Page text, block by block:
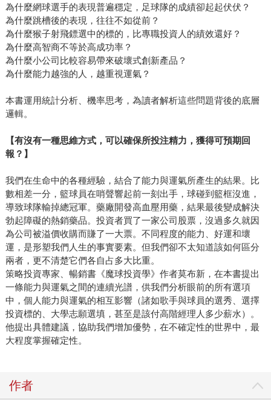
為什麼網球選手的表現普遍穩定，足球隊的成績卻起起伏伏？
為什麼跳槽後的表現，往往不如從前？
為什麼猴子射飛鏢選中的標的，比專職投資人的績效還好？
為什麼高智商不等於高成功率？
為什麼小公司比較容易帶來破壞式創新產品？
為什麼能力越強的人，越重視運氣？
本書運用統計分析、機率思考，為讀者解析這些問題背後的底層
邏輯。
【有沒有一種思維方式， 可以確保所投注精力 ，獲得可預期回
報？】
我們在生命中的各種經驗，結合了能力與運氣所產生的結果。比
數相差一分，籃球員在哨聲響起前一刻出手，球碰到籃框沒進，
導致球隊輸掉總冠軍。藥廠開發高血壓用藥，結果最後變成解決
勃起障礙的熱銷藥品。投資者買了一家公司股票，沒過多久就因
為公司被溢價收購而賺了一大票。不同程度的能力、好運和壞
運，是形塑我們人生的事實要素。但我們卻不太知道該如何區分
兩者，更不清楚它們各自占多大比重。
策略投資專家、暢銷書《魔球投資學》作者莫布新，在本書提出
一條能力與運氣之間的連續光譜，供我們分析眼前的所有選項
中，個人能力與運氣的相互影響（諸如歌手與球員的選秀、選擇
投資標的、大學志願選填，甚至是該付高階經理人多少薪水）。
他提出具體建議，協助我們增加優勢，在不確定性的世界中，最
大程度掌握確定性。
作者